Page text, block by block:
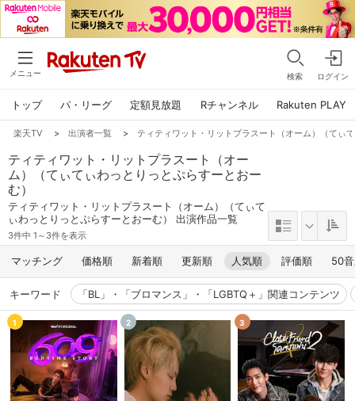
メニュー 検索 ログイン
トップ パ・リーグ 定額見放題 Rチャンネル Rakuten PLAY
楽天TV > 出演者一覧 > ティティワット・リットプラスート（オーム）（てぃ
ティティワット・リットプラスート（オー
ム）（てぃてぃわっとりっとぷらすーとおー
む）
ティティワット・リットプラスート（オーム）（てぃて
ぃわっとりっとぷらすーとおーむ） 出演作品一覧
3件中 1～3件を表示
マッチング 価格順 新着順 更新順 人気順 評価順 50
キーワード 「BL」・「ブロマンス」・「LGBTQ＋」関連コンテンツ
1 2 3